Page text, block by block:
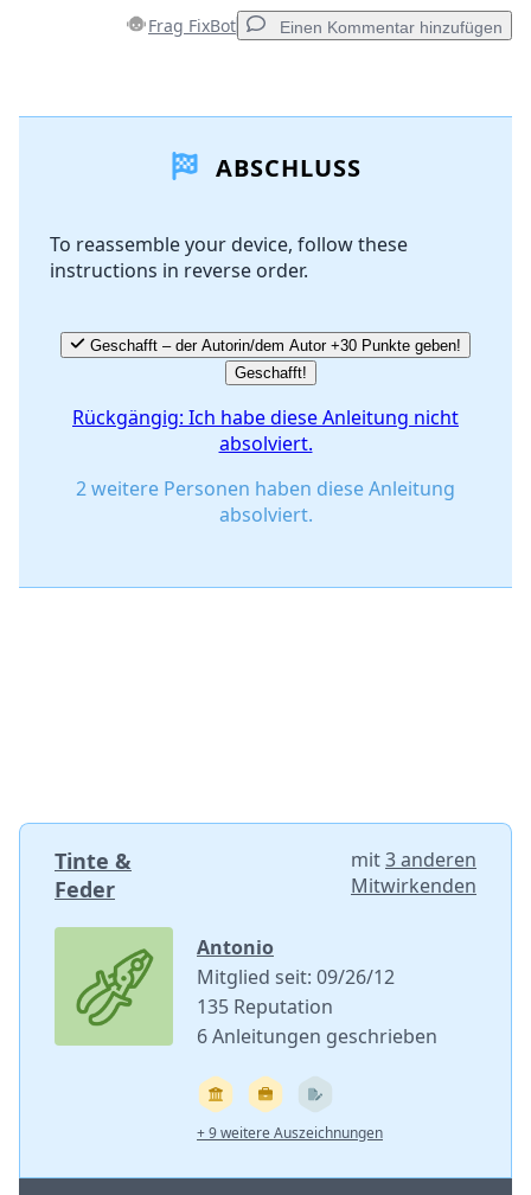
Frag FixBot Einen Kommentar hinzufügen
Kommentar hinzufügen
Abbrechen
ABSCHLUSS
To reassemble your device, follow these
instructions in reverse order.
Geschafft – der Autorin/dem Autor +30 Punkte geben!
Geschafft!
Rückgängig: Ich habe diese Anleitung nicht
absolviert.
2 weitere Personen haben diese Anleitung
absolviert.
Tinte &
Feder
mit3 anderen
Mitwirkenden
Antonio
Mitglied seit: 09/26/12
135 Reputation
6 Anleitungen geschrieben
+ 9 weitere Auszeichnungen